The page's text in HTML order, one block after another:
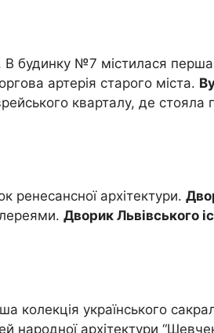
В будинку №7 містилася
артерія старого міста.
кварталу, де стояла
ренесансної архітектури.
Дворик Львівського
колекція українського
архітектури